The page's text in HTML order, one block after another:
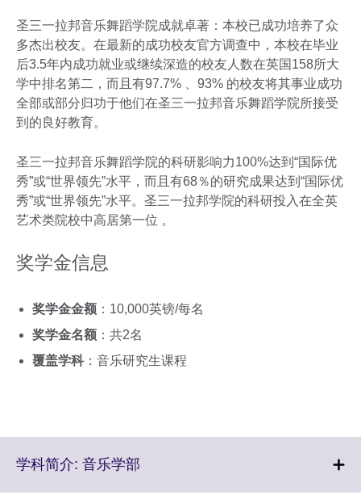
圣三一拉邦音乐舞蹈学院成就卓著：本校已成功培养了众
多杰出校友。在最新的成功校友官方调查中，本校在毕业
后3.5年内成功就业或继续深造的校友人数在英国158所大
学中排名第二，而且有97.7% 、93% 的校友将其事业成功
全部或部分归功于他们在圣三一拉邦音乐舞蹈学院所接受
到的良好教育。
圣三一拉邦音乐舞蹈学院的科研影响力100%达到“国际优
秀”或“世界领先”水平，而且有68％的研究成果达到“国际优
秀”或“世界领先”水平。圣三一拉邦学院的科研投入在全英
艺术类院校中高居第一位 。
奖学金信息
奖学金金额 ：10,000英镑/每名
奖学金名额 ：共2名
覆盖学科：音乐研究生课程
学科简介: 音乐学部